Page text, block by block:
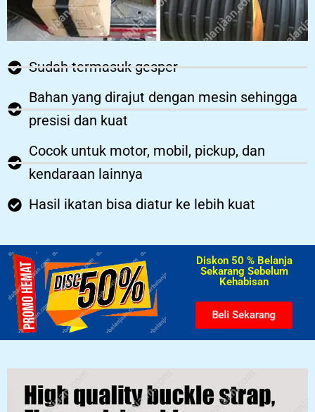
Sudah termasuk gesper
Bahan yang dirajut dengan mesin sehingga
presisi dan kuat
Cocok untuk motor, mobil, pickup, dan
kendaraan lainnya
Hasil ikatan bisa diatur ke lebih kuat
Diskon 50 % Belanja
Sekarang Sebelum
Kehabisan​
Beli Sekarang